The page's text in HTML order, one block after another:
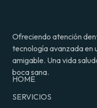
Ofreciendo atención
tecnología avanzada en
amigable. Una vida
boca sana.
HOME
SERVICIOS